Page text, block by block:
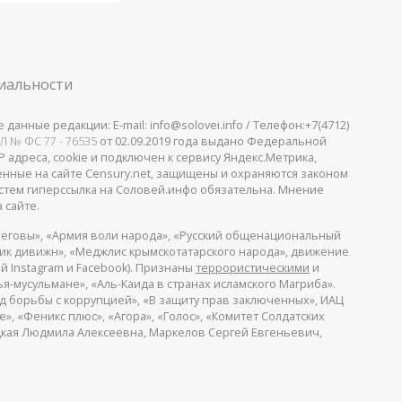
редакции: E-mail: info@solovei.info / Телефон:+7(4712)
№ ФС 77 - 76535 от 02.09.2019 года выдано Федеральной
cookie и подключен к сервису Яндекс.Метрика,
на сайте Censury.net, защищены и охраняются законом
гиперссылка на Соловей.инфо обязательна. Мнение
«Армия воли народа», «Русский общенациональный
дивижн», «Меджлис крымскотатарского народа», движение
Instagram и Facebook). Признаны террористическими и
«Аль-Каида в странах исламского Магриба».
борьбы с коррупцией», «В защиту прав заключенных», ИАЦ
плюс», «Агора», «Голос», «Комитет Солдатских
Людмила Алексеевна, Маркелов Сергей Евгеньевич,